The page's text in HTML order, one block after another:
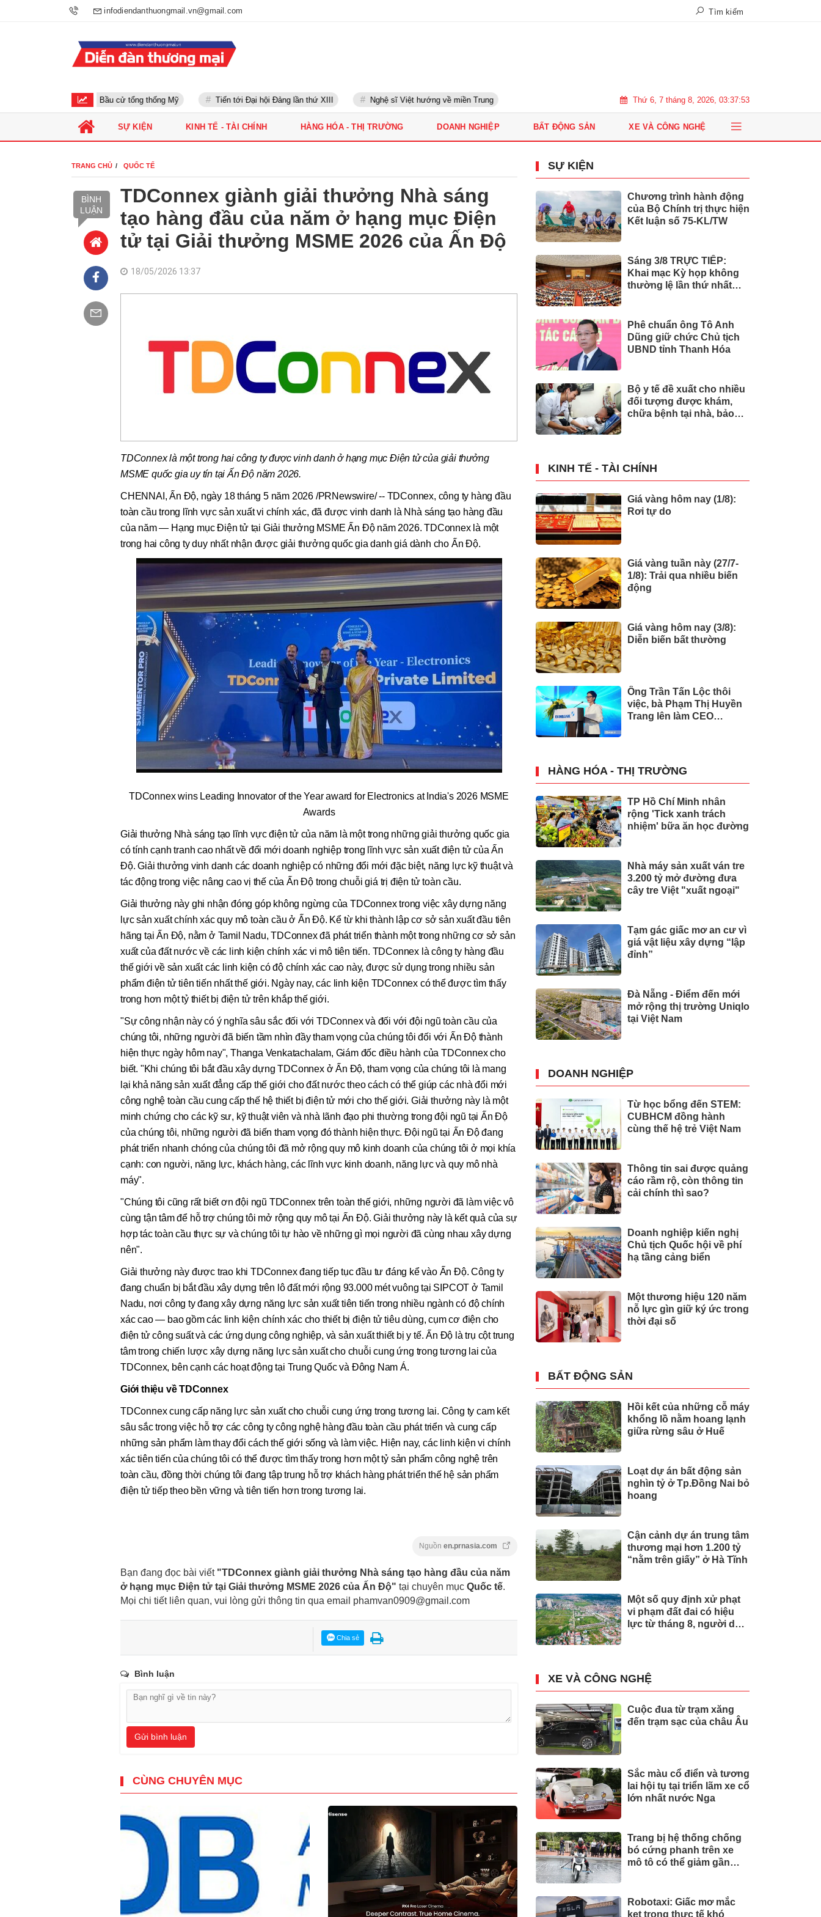
infodiendanthuongmail.vn@gmail.com Tìm kiếm
Bầu cử tổng thống Mỹ Tiến tới Đại hội Đảng lần thứ XIII Nghệ sĩ Việt hướng về miền Trung Thứ 6, 7 tháng 8, 2026, 03:37:54
SỰ KIỆN KINH TẾ - TÀI CHÍNH HÀNG HÓA - THỊ TRƯỜNG DOANH NGHIỆP BẤT ĐỘNG SẢN XE VÀ CÔNG NGHỆ
TRANG CHỦ QUỐC TẾ
BÌNH
LUẬN
TDConnex giành giải thưởng Nhà sáng
tạo hàng đầu của năm ở hạng mục Điện
tử tại Giải thưởng MSME 2026 của Ấn Độ
18/05/2026 13:37
TDConnex là một trong hai công ty được vinh danh ở hạng mục Điện tử của giải thưởng
MSME quốc gia uy tín tại Ấn Độ năm 2026.
CHENNAI, Ấn Độ, ngày 18 tháng 5 năm 2026 /PRNewswire/ -- TDConnex, công ty hàng đầu
toàn cầu trong lĩnh vực sản xuất vi chính xác, đã được vinh danh là Nhà sáng tạo hàng đầu
của năm — Hạng mục Điện tử tại Giải thưởng MSME Ấn Độ năm 2026. TDConnex là một
trong hai công ty duy nhất nhận được giải thưởng quốc gia danh giá dành cho Ấn Độ.
TDConnex wins Leading Innovator of the Year award for Electronics at India's 2026 MSME
Awards
Giải thưởng Nhà sáng tạo lĩnh vực điện tử của năm là một trong những giải thưởng quốc gia
có tính cạnh tranh cao nhất về đổi mới doanh nghiệp trong lĩnh vực sản xuất điện tử của Ấn
Độ. Giải thưởng vinh danh các doanh nghiệp có những đổi mới đặc biệt, năng lực kỹ thuật và
tác động trong việc nâng cao vị thế của Ấn Độ trong chuỗi giá trị điện tử toàn cầu.
Giải thưởng này ghi nhận đóng góp không ngừng của TDConnex trong việc xây dựng năng
lực sản xuất chính xác quy mô toàn cầu ở Ấn Độ. Kể từ khi thành lập cơ sở sản xuất đầu tiên
hãng tại Ấn Độ, nằm ở Tamil Nadu, TDConnex đã phát triển thành một trong những cơ sở sản
xuất của đất nước về các linh kiện chính xác vi mô tiên tiến. TDConnex là công ty hàng đầu
thế giới về sản xuất các linh kiện có độ chính xác cao này, được sử dụng trong nhiều sản
phẩm điện tử tiên tiến nhất thế giới. Ngày nay, các linh kiện TDConnex có thể được tìm thấy
trong hơn một tỷ thiết bị điện tử trên khắp thế giới.
"Sự công nhận này có ý nghĩa sâu sắc đối với TDConnex và đối với đội ngũ toàn cầu của
chúng tôi, những người đã biến tầm nhìn đầy tham vọng của chúng tôi đối với Ấn Độ thành
hiện thực ngày hôm nay", Thanga Venkatachalam, Giám đốc điều hành của TDConnex cho
biết. "Khi chúng tôi bắt đầu xây dựng TDConnex ở Ấn Độ, tham vọng của chúng tôi là mang
lại khả năng sản xuất đẳng cấp thế giới cho đất nước theo cách có thể giúp các nhà đổi mới
công nghệ toàn cầu cung cấp thế hệ thiết bị điện tử mới cho thế giới. Giải thưởng này là một
minh chứng cho các kỹ sư, kỹ thuật viên và nhà lãnh đạo phi thường trong đội ngũ tại Ấn Độ
của chúng tôi, những người đã biến tham vọng đó thành hiện thực. Đội ngũ tại Ấn Độ đang
phát triển nhanh chóng của chúng tôi đã mở rộng quy mô kinh doanh của chúng tôi ở mọi khía
cạnh: con người, năng lực, khách hàng, các lĩnh vực kinh doanh, năng lực và quy mô nhà
máy".
"Chúng tôi cũng rất biết ơn đội ngũ TDConnex trên toàn thế giới, những người đã làm việc vô
cùng tận tâm để hỗ trợ chúng tôi mở rộng quy mô tại Ấn Độ. Giải thưởng này là kết quả của sự
hợp tác toàn cầu thực sự và chúng tôi tự hào về những gì mọi người đã cùng nhau xây dựng
nên".
Giải thưởng này được trao khi TDConnex đang tiếp tục đầu tư đáng kể vào Ấn Độ. Công ty
đang chuẩn bị bắt đầu xây dựng trên lô đất mới rộng 93.000 mét vuông tại SIPCOT ở Tamil
Nadu, nơi công ty đang xây dựng năng lực sản xuất tiên tiến trong nhiều ngành có độ chính
xác cao — bao gồm các linh kiện chính xác cho thiết bị điện tử tiêu dùng, cụm cơ điện cho
điện tử công suất và các ứng dụng công nghiệp, và sản xuất thiết bị y tế. Ấn Độ là trụ cột trung
tâm trong chiến lược xây dựng năng lực sản xuất cho chuỗi cung ứng trong tương lai của
TDConnex, bên cạnh các hoạt động tại Trung Quốc và Đông Nam Á.
Giới thiệu về TDConnex
TDConnex cung cấp năng lực sản xuất cho chuỗi cung ứng trong tương lai. Công ty cam kết
sâu sắc trong việc hỗ trợ các công ty công nghệ hàng đầu toàn cầu phát triển và cung cấp
những sản phẩm làm thay đổi cách thế giới sống và làm việc. Hiện nay, các linh kiện vi chính
xác tiên tiến của chúng tôi có thể được tìm thấy trong hơn một tỷ sản phẩm công nghệ trên
toàn cầu, đồng thời chúng tôi đang tập trung hỗ trợ khách hàng phát triển thế hệ sản phẩm
điện tử tiếp theo bền vững và tiên tiến hơn trong tương lai.
Nguồn en.prnasia.com
Bạn đang đọc bài viết "TDConnex giành giải thưởng Nhà sáng tạo hàng đầu của năm
ở hạng mục Điện tử tại Giải thưởng MSME 2026 của Ấn Độ" tại chuyên mục Quốc tế.
Mọi chi tiết liên quan, vui lòng gửi thông tin qua email phamvan0909@gmail.com
Chia sẻ
Bình luận
Gửi bình luận
CÙNG CHUYÊN MỤC
SỰ KIỆN
Chương trình hành động
của Bộ Chính trị thực hiện
Kết luận số 75-KL/TW
Sáng 3/8 TRỰC TIẾP:
Khai mạc Kỳ họp không
thường lệ lần thứ nhất
Phê chuẩn ông Tô Anh
Dũng giữ chức Chủ tịch
UBND tỉnh Thanh Hóa
Bộ y tế đề xuất cho nhiều
đối tượng được khám,
chữa bệnh tại nhà, bảo
KINH TẾ - TÀI CHÍNH
Giá vàng hôm nay (1/8):
Rơi tự do
Giá vàng tuần này (27/7-
1/8): Trải qua nhiều biến
động
Giá vàng hôm nay (3/8):
Diễn biến bất thường
Ông Trần Tấn Lộc thôi
việc, bà Phạm Thị Huyền
Trang lên làm CEO
HÀNG HÓA - THỊ TRƯỜNG
TP Hồ Chí Minh nhân
rộng 'Tick xanh trách
nhiệm' bữa ăn học đường
Nhà máy sản xuất ván tre
3.200 tỷ mở đường đưa
cây tre Việt "xuất ngoại"
Tạm gác giấc mơ an cư vì
giá vật liệu xây dựng “lập
đỉnh”
Đà Nẵng - Điểm đến mới
mở rộng thị trường Uniqlo
tại Việt Nam
DOANH NGHIỆP
Từ học bổng đến STEM:
CUBHCM đồng hành
cùng thế hệ trẻ Việt Nam
Thông tin sai được quảng
cáo rầm rộ, còn thông tin
cải chính thì sao?
Doanh nghiệp kiến nghị
Chủ tịch Quốc hội về phí
hạ tầng cảng biển
Một thương hiệu 120 năm
nỗ lực gìn giữ ký ức trong
thời đại số
BẤT ĐỘNG SẢN
Hồi kết của những cỗ máy
khổng lồ nằm hoang lạnh
giữa rừng sâu ở Huế
Loạt dự án bất động sản
nghìn tỷ ở Tp.Đồng Nai bỏ
hoang
Cận cảnh dự án trung tâm
thương mại hơn 1.200 tỷ
“nằm trên giấy” ở Hà Tĩnh
Một số quy định xử phạt
vi phạm đất đai có hiệu
lực từ tháng 8, người dân
XE VÀ CÔNG NGHỆ
Cuộc đua từ trạm xăng
đến trạm sạc của châu Âu
Sắc màu cổ điển và tương
lai hội tụ tại triển lãm xe cổ
lớn nhất nước Nga
Trang bị hệ thống chống
bó cứng phanh trên xe
mô tô có thể giảm gần
Robotaxi: Giấc mơ mắc
kẹt trong thực tế khó